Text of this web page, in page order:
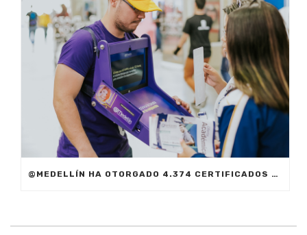
@MEDELLÍN HA OTORGADO 4.374 CERTIFICADOS DURANTE EL 2019